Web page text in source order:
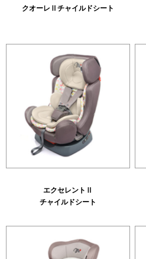
クオーレⅡチャイルドシート
エクセレントⅡ
チャイルドシート